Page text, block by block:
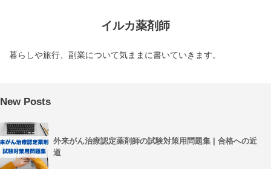
イルカ薬剤師
暮らしや旅行、副業について気ままに書いていきます。
New Posts
外来がん治療認定薬剤師の試験対策用問題集 | 合格への近
道